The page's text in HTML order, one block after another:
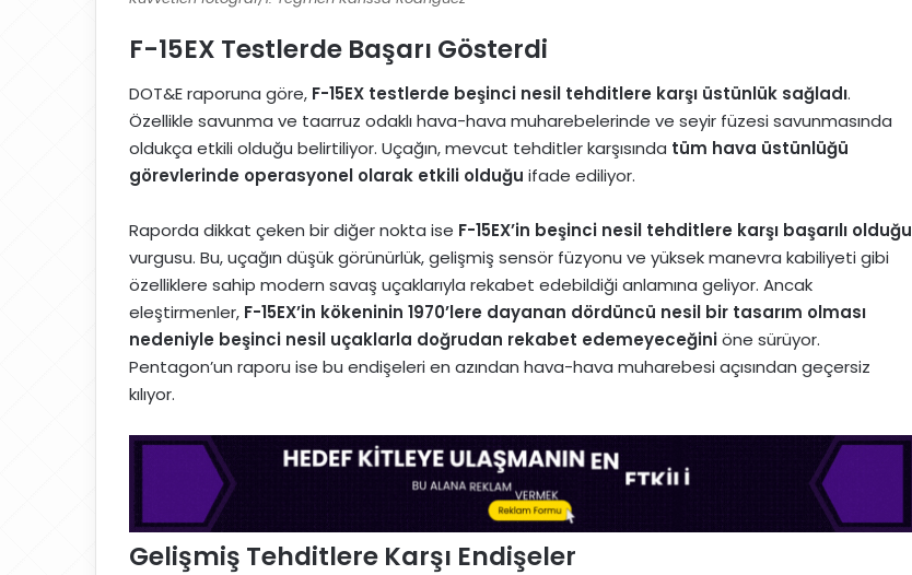
F-15EX Testlerde Başarı Gösterdi
DOT&E raporuna göre, F-15EX testlerde beşinci nesil tehditlere karşı üstünlük sağladı.
Özellikle savunma ve taarruz odaklı hava-hava muharebelerinde ve seyir füzesi savunmasında
oldukça etkili olduğu belirtiliyor. Uçağın, mevcut tehditler karşısında tüm hava üstünlüğü
görevlerinde operasyonel olarak etkili olduğu ifade ediliyor.
Raporda dikkat çeken bir diğer nokta ise F-15EX’in beşinci nesil tehditlere karşı başarılı olduğu
vurgusu. Bu, uçağın düşük görünürlük, gelişmiş sensör füzyonu ve yüksek manevra kabiliyeti gibi
özelliklere sahip modern savaş uçaklarıyla rekabet edebildiği anlamına geliyor. Ancak
eleştirmenler, F-15EX’in kökeninin 1970’lere dayanan dördüncü nesil bir tasarım olması
nedeniyle beşinci nesil uçaklarla doğrudan rekabet edemeyeceğiniöne sürüyor.
Pentagon’un raporu ise bu endişeleri en azından hava-hava muharebesi açısından geçersiz
kılıyor.
Gelişmiş Tehditlere Karşı Endişeler